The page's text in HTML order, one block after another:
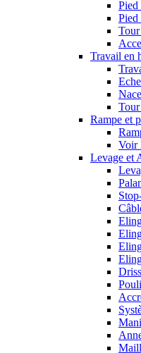
Pied
Pied
Travail en
Tour
Rampe et
Voir
Levage et